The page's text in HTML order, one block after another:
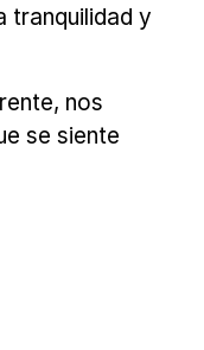
tranquilidad y
nos
se siente